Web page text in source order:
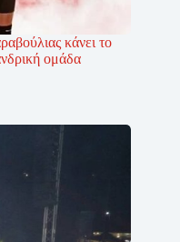
κάνει το
ομάδα